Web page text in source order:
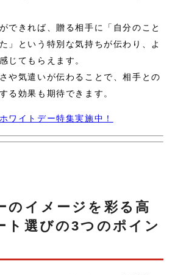
できれば、贈る相手に「自分のこと
」という特別な気持ちが伝わり、よ
じてもらえます。
や気遣いが伝わることで、相手との
る効果も期待できます。
ワイトデー特集実施中！
のイメージを彩る高
ト選びの3つのポイン